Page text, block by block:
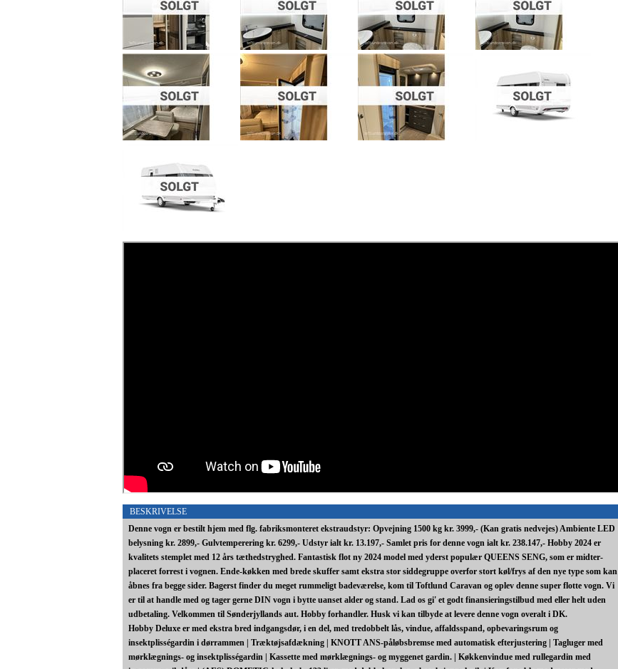
BESKRIVELSE
Denne vogn er bestilt hjem med flg. fabriksmonteret ekstraudstyr: Opvejning 1500 kg kr. 3999,- (Kan gratis nedvejes) Ambiente LED
belysning kr. 2899,- Gulvtemperering kr. 6299,- Udstyr ialt kr. 13.197,- Samlet pris for denne vogn ialt kr. 238.147,- Hobby 2024 er
kvalitets stemplet med 12 års tæthedstryghed. Fantastisk flot ny 2024 model med yderst populær QUEENS SENG, som er midter-
placeret forrest i vognen. Ende-køkken med brede skuffer samt ekstra stor siddegruppe overfor stort køl/frys af den nye type som kan
åbnes fra begge sider. Bagerst finder du meget rummeligt badeværelse, kom til Toftlund Caravan og oplev denne super flotte vogn. Vi
er til at handle med og tager gerne DIN vogn i bytte uanset alder og stand. Lad os gi' et godt finansieringstilbud med eller helt uden
udbetaling. Velkommen til Sønderjyllands aut. Hobby forhandler. Husk vi kan tilbyde at levere denne vogn overalt i DK.
Hobby Deluxe er med ekstra bred indgangsdør, i en del, med tredobbelt lås, vindue, affaldsspand, opbevaringsrum og
insektplisségardin i dørrammen | Træktøjsafdækning | KNOTT ANS-påløbsbremse med automatisk efterjustering | Tagluger med
mørklægnings- og insektplisségardin | Kassette med mørklægnings- og myggenet gardin. | Køkkenvindue med rullegardin med